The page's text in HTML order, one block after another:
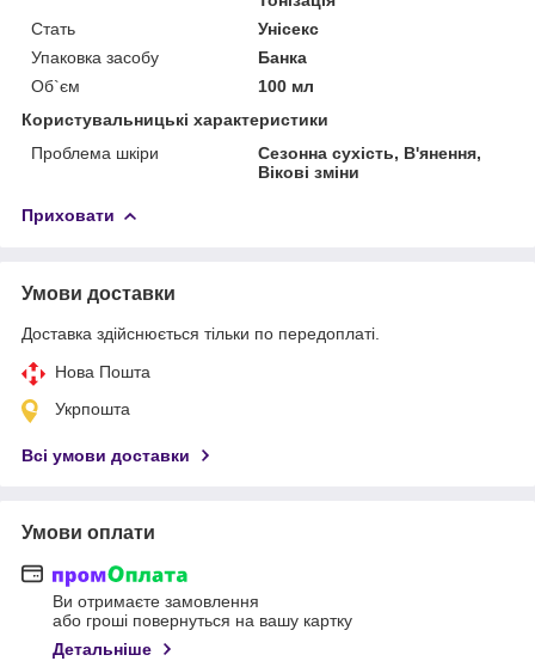
Стать
Унісекс
Упаковка засобу
Банка
Об`єм
100 мл
Користувальницькі характеристики
Проблема шкіри
Сезонна сухість, В'янення,
Вікові зміни
Приховати
Умови доставки
Доставка здійснюється тільки по передоплаті.
Нова Пошта
Укрпошта
Всі умови доставки
Умови оплати
Ви отримаєте замовлення
або гроші повернуться на вашу картку
Детальніше